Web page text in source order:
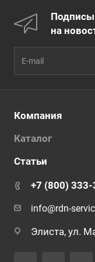
на
Компания
Каталог
Статьи
+7 (800) 333-
info@rdn-
Элиста, ул.